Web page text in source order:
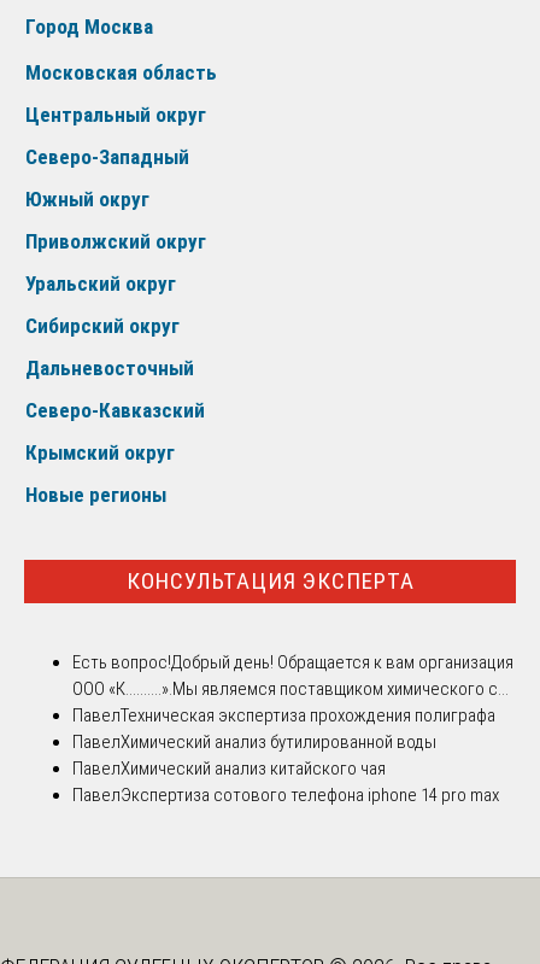
Город Москва
Московская область
Центральный округ
Северо-Западный
Южный округ
Приволжский округ
Уральский округ
Сибирский округ
Дальневосточный
Северо-Кавказский
Крымский округ
Новые регионы
КОНСУЛЬТАЦИЯ ЭКСПЕРТА
Есть вопрос!Добрый день! Обращается к вам организация
ООО «К..........».Мы являемся поставщиком химического с...
ПавелТехническая экспертиза прохождения полиграфа
ПавелХимический анализ бутилированной воды
ПавелХимический анализ китайского чая
ПавелЭкспертиза сотового телефона iphone 14 pro max